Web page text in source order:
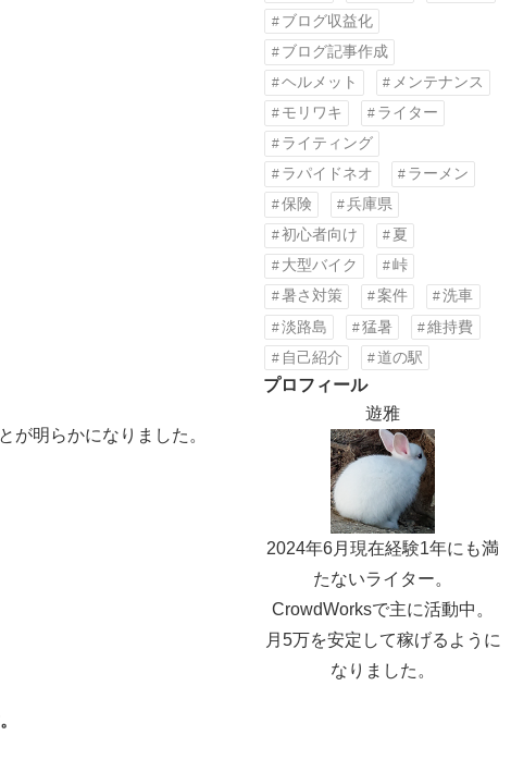
が明らかになりました。
ブログ収益化
ブログ記事作成
ヘルメット
メンテナンス
モリワキ
ライター
ライティング
ラパイドネオ
ラーメン
保険
兵庫県
初心者向け
夏
大型バイク
峠
暑さ対策
案件
洗車
淡路島
猛暑
維持費
自己紹介
道の駅
プロフィール
遊雅
2024年6月現在経験1年にも満
たないライター。
CrowdWorksで主に活動中。
月5万を安定して稼げるように
なりました。